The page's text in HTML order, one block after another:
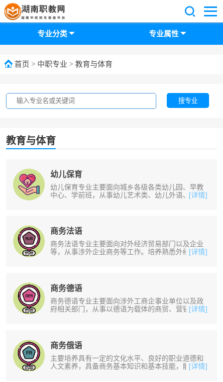
首页 > 中职专业 > 教育与体育
专业分类 专业属性
搜专业
教育与体育
幼儿保育
幼儿保育专业主要面向城乡各级各类幼儿园、早教
中心、学前班，从事幼儿艺术类、幼儿外语、幼儿
[详情]
商务法语
商务法语专业主要面向对外经济贸易部门以及企业
等，从事涉外企业商务等工作。培养熟悉外经贸理
[详情]
商务德语
商务德语专业主要面向涉外工商企事业单位以及政
府相关部门，从事以德语为载体的商贸、营销、管
[详情]
商务俄语
主要培养具有一定的文化水平、良好的职业道德和
人文素养，具备商务基本知识和基本技能，能在一
[详情]